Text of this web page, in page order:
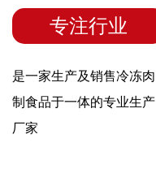
专注行业
是一家生产及销售冷冻肉
制食品于一体的专业生产
厂家